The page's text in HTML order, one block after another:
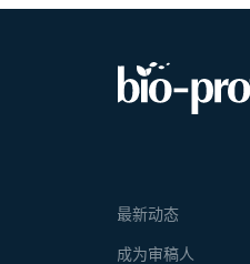
最新动态
成为审稿人